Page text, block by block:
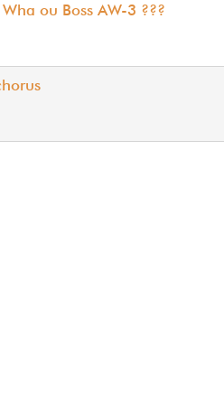
ou Boss AW-3 ???